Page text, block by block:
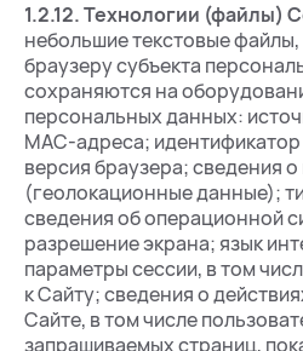
1.2.12.Технологии (файлы)
небольшие текстовые
браузеру субъекта
сохраняются на
персональных данных:
MAC-адреса;
версия браузера; сведения
(геолокационные данные);
сведения об операционной
разрешение экрана; язык
параметры сессии, в том
к Сайту; сведения о
Сайте, в том числе
запрашиваемых страниц,